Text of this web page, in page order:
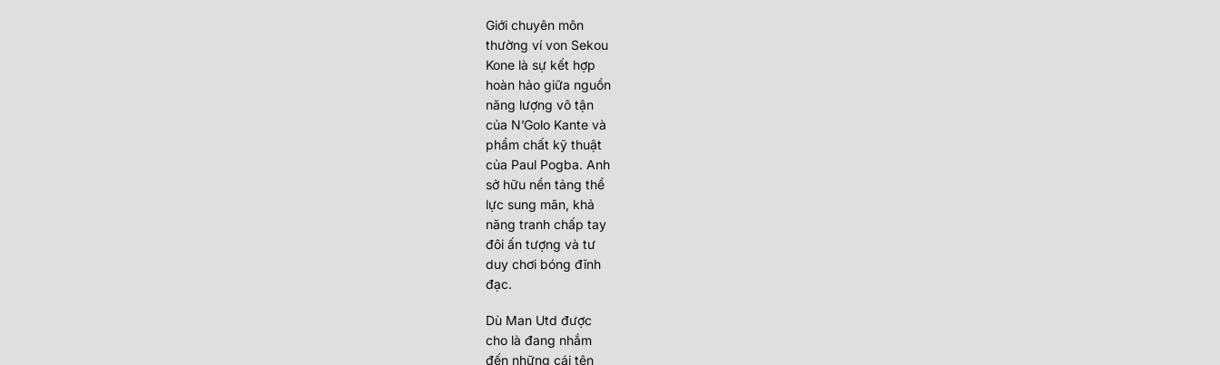
Giới chuyên môn
thường ví von Sekou
Kone là sự kết hợp
hoàn hảo giữa nguồn
năng lượng vô tận
của N’Golo Kante và
phẩm chất kỹ thuật
của Paul Pogba. Anh
sở hữu nền tảng thể
lực sung mãn, khả
năng tranh chấp tay
đôi ấn tượng và tư
duy chơi bóng đĩnh
đạc.
Dù Man Utd được
cho là đang nhắm
đến những cái tên